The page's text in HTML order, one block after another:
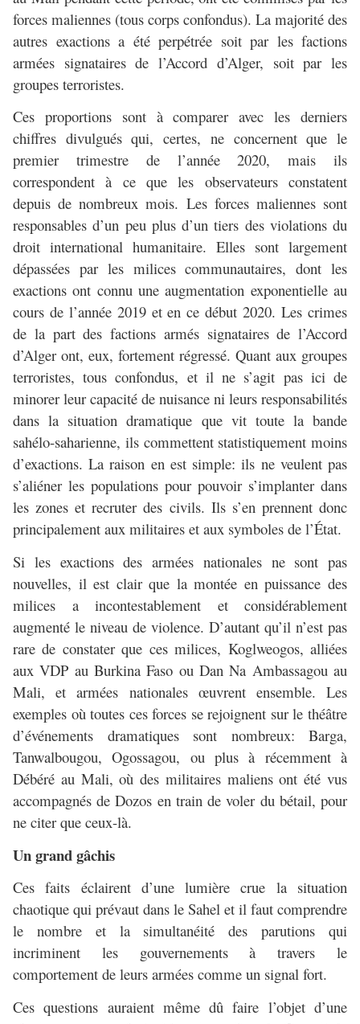
forces maliennes (tous corps confondus). La majorité des
autres exactions a été perpétrée soit par les factions
armées signataires de l’Accord d’Alger, soit par les
groupes terroristes.
Ces proportions sont à comparer avec les derniers
chiffres divulgués qui, certes, ne concernent que le
premier trimestre de l’année 2020, mais ils
correspondent à ce que les observateurs constatent
depuis de nombreux mois. Les forces maliennes sont
responsables d’un peu plus d’un tiers des violations du
droit international humanitaire. Elles sont largement
dépassées par les milices communautaires, dont les
exactions ont connu une augmentation exponentielle au
cours de l’année 2019 et en ce début 2020. Les crimes
de la part des factions armés signataires de l’Accord
d’Alger ont, eux, fortement régressé. Quant aux groupes
terroristes, tous confondus, et il ne s’agit pas ici de
minorer leur capacité de nuisance ni leurs responsabilités
dans la situation dramatique que vit toute la bande
sahélo-saharienne, ils commettent statistiquement moins
d’exactions. La raison en est simple: ils ne veulent pas
s’aliéner les populations pour pouvoir s’implanter dans
les zones et recruter des civils. Ils s’en prennent donc
principalement aux militaires et aux symboles de l’État.
Si les exactions des armées nationales ne sont pas
nouvelles, il est clair que la montée en puissance des
milices a incontestablement et considérablement
augmenté le niveau de violence. D’autant qu’il n’est pas
rare de constater que ces milices, Koglweogos, alliées
aux VDP au Burkina Faso ou Dan Na Ambassagou au
Mali, et armées nationales œuvrent ensemble. Les
exemples où toutes ces forces se rejoignent sur le théâtre
d’événements dramatiques sont nombreux: Barga,
Tanwalbougou, Ogossagou, ou plus à récemment à
Débéré au Mali, où des militaires maliens ont été vus
accompagnés de Dozos en train de voler du bétail, pour
ne citer que ceux-là.
Un grand gâchis
Ces faits éclairent d’une lumière crue la situation
chaotique qui prévaut dans le Sahel et il faut comprendre
le nombre et la simultanéité des parutions qui
incriminent les gouvernements à travers le
comportement de leurs armées comme un signal fort.
Ces questions auraient même dû faire l’objet d’une